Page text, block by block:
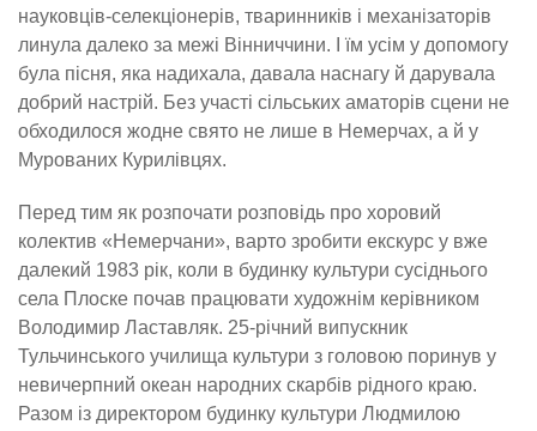
науковців-селекціонерів, тваринників і механізаторів
линула далеко за межі Вінниччини. І їм усім у допомогу
була пісня, яка надихала, давала наснагу й дарувала
добрий настрій. Без участі сільських аматорів сцени не
обходилося жодне свято не лише в Немерчах, а й у
Мурованих Курилівцях.
Перед тим як розпочати розповідь про хоровий
колектив «Немерчани», варто зробити екскурс у вже
далекий 1983 рік, коли в будинку культури сусіднього
села Плоске почав працювати художнім керівником
Володимир Ластавляк. 25-річний випускник
Тульчинського училища культури з головою поринув у
невичерпний океан народних скарбів рідного краю.
Разом із директором будинку культури Людмилою